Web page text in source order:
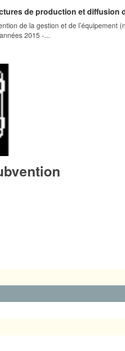
de production et diffusion
de la gestion et de
2015 -...